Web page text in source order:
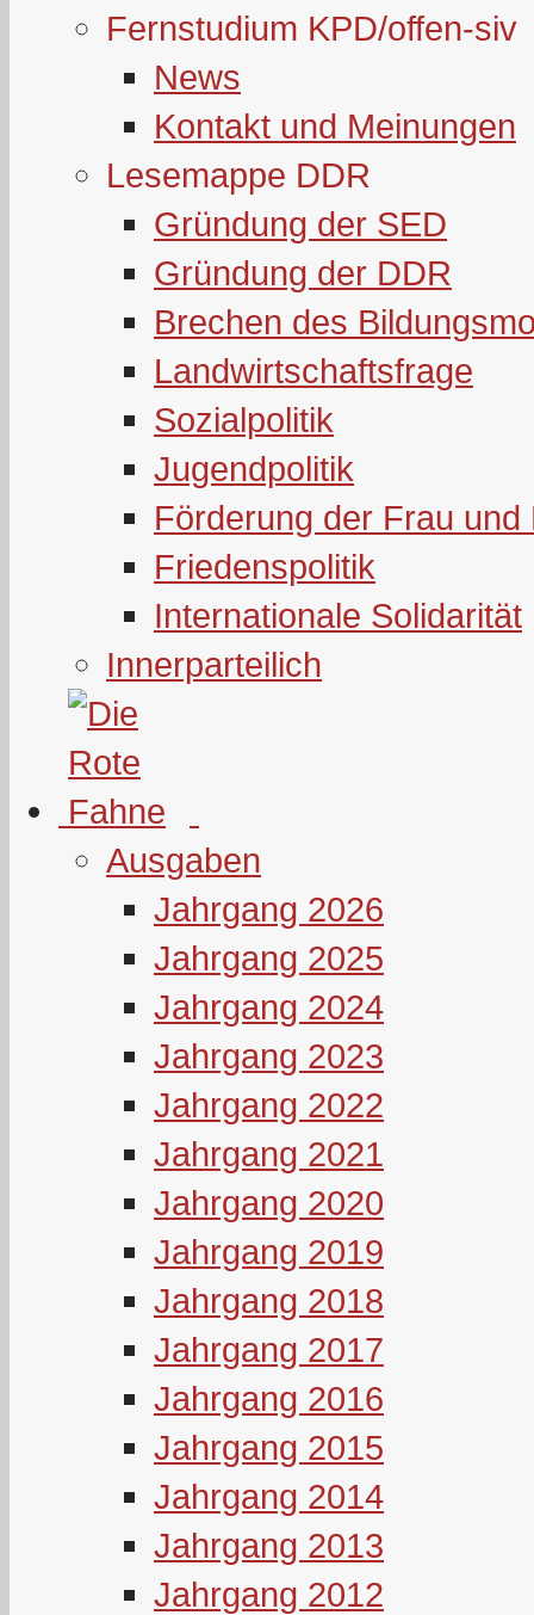
Fernstudium KPD/offen-siv
News
Kontakt und Meinungen
Lesemappe DDR
Gründung der SED
Gründung der DDR
Brechen des
Landwirtschaftsfrage
Sozialpolitik
Jugendpolitik
Förderung der Frau und
Friedenspolitik
Internationale Solidarität
Innerparteilich
Ausgaben
Jahrgang 2026
Jahrgang 2025
Jahrgang 2024
Jahrgang 2023
Jahrgang 2022
Jahrgang 2021
Jahrgang 2020
Jahrgang 2019
Jahrgang 2018
Jahrgang 2017
Jahrgang 2016
Jahrgang 2015
Jahrgang 2014
Jahrgang 2013
Jahrgang 2012